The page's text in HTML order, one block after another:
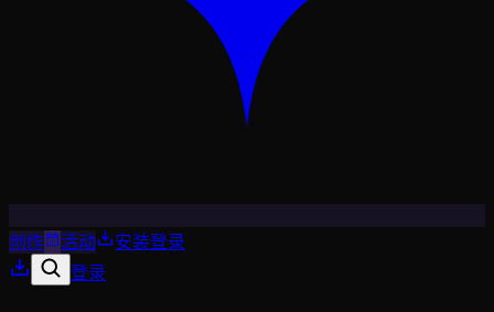
创作 活动 安装登录
登录